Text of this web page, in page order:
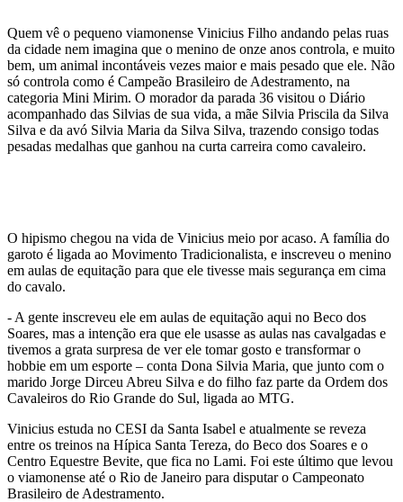
Quem vê o pequeno viamonense Vinicius Filho andando pelas ruas
da cidade nem imagina que o menino de onze anos controla, e muito
bem, um animal incontáveis vezes maior e mais pesado que ele. Não
só controla como é Campeão Brasileiro de Adestramento, na
categoria Mini Mirim. O morador da parada 36 visitou o Diário
acompanhado das Silvias de sua vida, a mãe Silvia Priscila da Silva
Silva e da avó Silvia Maria da Silva Silva, trazendo consigo todas
pesadas medalhas que ganhou na curta carreira como cavaleiro.
O hipismo chegou na vida de Vinicius meio por acaso. A família do
garoto é ligada ao Movimento Tradicionalista, e inscreveu o menino
em aulas de equitação para que ele tivesse mais segurança em cima
do cavalo.
- A gente inscreveu ele em aulas de equitação aqui no Beco dos
Soares, mas a intenção era que ele usasse as aulas nas cavalgadas e
tivemos a grata surpresa de ver ele tomar gosto e transformar o
hobbie em um esporte – conta Dona Silvia Maria, que junto com o
marido Jorge Dirceu Abreu Silva e do filho faz parte da Ordem dos
Cavaleiros do Rio Grande do Sul, ligada ao MTG.
Vinicius estuda no CESI da Santa Isabel e atualmente se reveza
entre os treinos na Hípica Santa Tereza, do Beco dos Soares e o
Centro Equestre Bevite, que fica no Lami. Foi este último que levou
o viamonense até o Rio de Janeiro para disputar o Campeonato
Brasileiro de Adestramento.